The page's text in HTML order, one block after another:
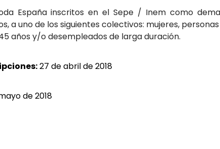
España inscritos en el Sepe / Inem como
a uno de los siguientes colectivos: mujeres,
años y/o desempleados de larga duración.
27 de abril de 2018
de 2018